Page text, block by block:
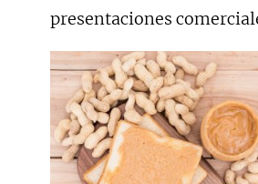
presentaciones